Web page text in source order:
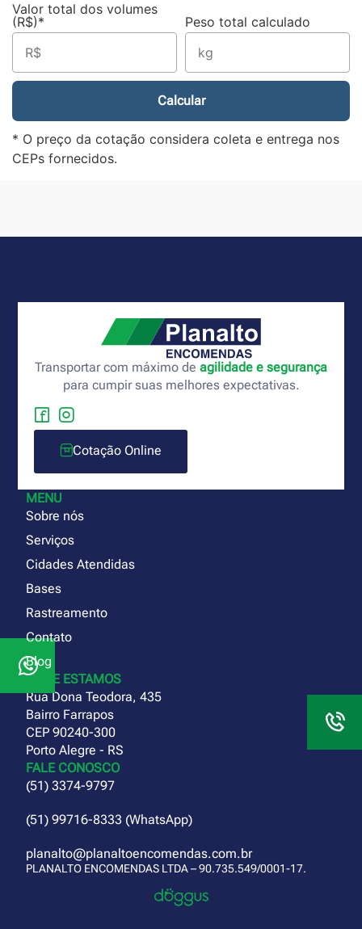
Valor total dos volumes
(R$)*
Peso total calculado
Calcular
* O preço da cotação considera coleta e entrega nos
CEPs fornecidos.
Transportar com máximo de agilidade e segurança
para cumpir suas melhores expectativas.
Cotação Online
MENU
Sobre nós
Serviços
Cidades Atendidas
Bases
Rastreamento
Contato
Blog
ONDE ESTAMOS
Rua Dona Teodora, 435
Bairro Farrapos
CEP 90240-300
Porto Alegre - RS
FALE CONOSCO
(51) 3374-9797
(51) 99716-8333 (WhatsApp)
planalto@planaltoencomendas.com.br
PLANALTO ENCOMENDAS LTDA – 90.735.549/0001-17.